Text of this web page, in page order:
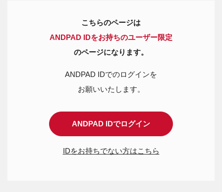
こちらのページは
ANDPAD IDをお持ちのユーザー限定
のページになります。
ANDPAD IDでのログインを
お願いいたします。
ANDPAD IDでログイン
IDをお持ちでない方はこちら